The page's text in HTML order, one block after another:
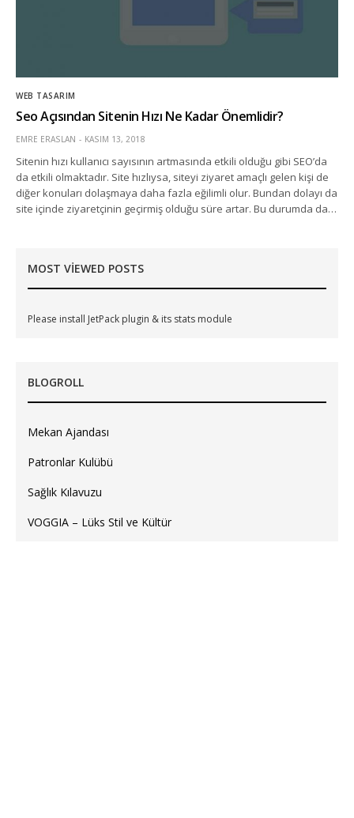
WEB TASARIM
Seo Açısından Sitenin Hızı Ne Kadar Önemlidir?
EMRE ERASLAN KASIM 13, 2018
Sitenin hızı kullanıcı sayısının artmasında etkili olduğu gibi SEO’da
da etkili olmaktadır. Site hızlıysa, siteyi ziyaret amaçlı gelen kişi de
diğer konuları dolaşmaya daha fazla eğilimli olur. Bundan dolayı da
site içinde ziyaretçinin geçirmiş olduğu süre artar. Bu durumda da…
MOST VIEWED POSTS
Please install JetPack plugin & its stats module
BLOGROLL
Mekan Ajandası
Patronlar Kulübü
Sağlık Kılavuzu
VOGGIA – Lüks Stil ve Kültür